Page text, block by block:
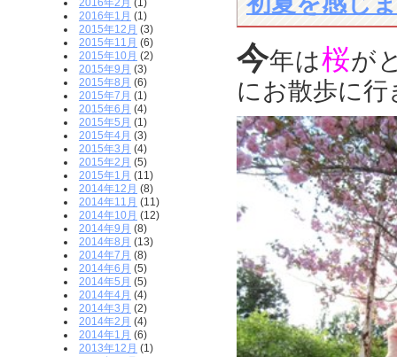
2016年2月 (1)
2016年1月 (1)
2015年12月 (3)
2015年11月 (6)
2015年10月 (2)
2015年9月 (3)
2015年8月 (6)
2015年7月 (1)
2015年6月 (4)
2015年5月 (1)
2015年4月 (3)
2015年3月 (4)
2015年2月 (5)
2015年1月 (11)
2014年12月 (8)
2014年11月 (11)
2014年10月 (12)
2014年9月 (8)
2014年8月 (13)
2014年7月 (8)
2014年6月 (5)
2014年5月 (5)
2014年4月 (4)
2014年3月 (2)
2014年2月 (4)
2014年1月 (6)
2013年12月 (1)
今年は桜が
にお散歩に